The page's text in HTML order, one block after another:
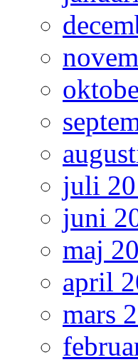
juli
juni
maj
april
mars